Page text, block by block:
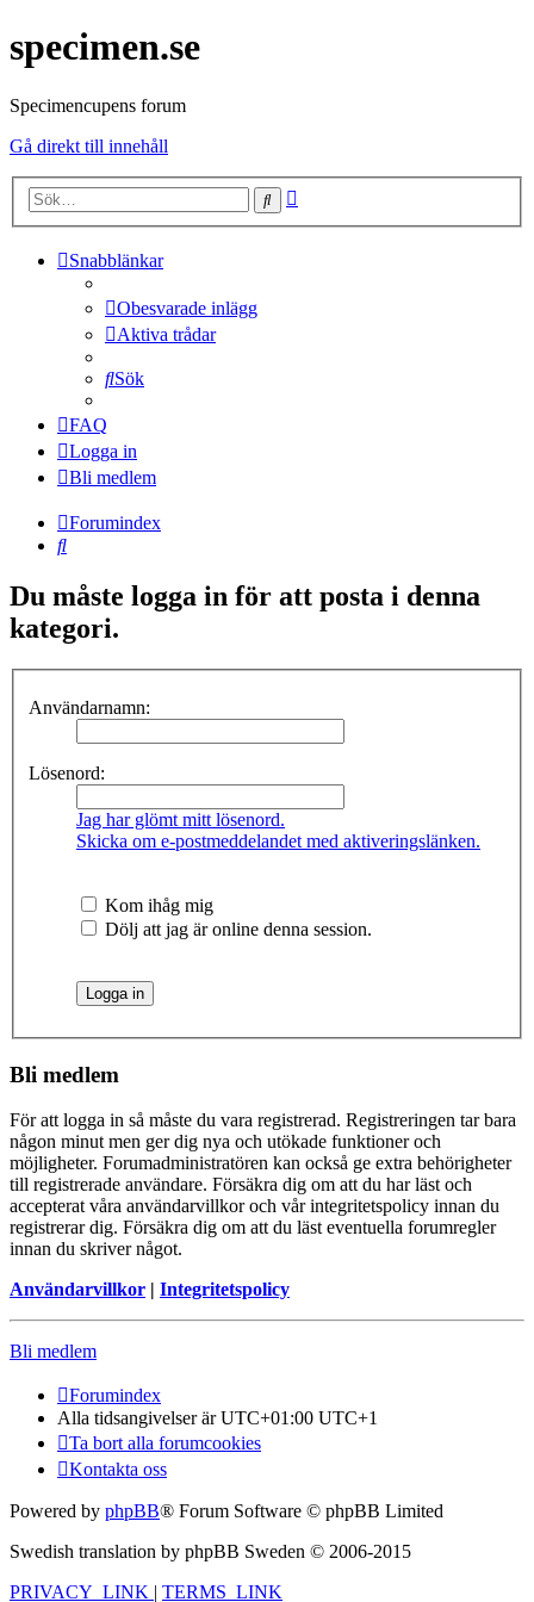
specimen.se
Specimencupens forum
Gå direkt till innehåll
Sök
Snabblänkar
Obesvarade inlägg
Aktiva trådar
Sök
FAQ
Logga in
Bli medlem
Forumindex
Sök
Du måste logga in för att posta i denna
kategori.
Användarnamn:
Lösenord:
Jag har glömt mitt lösenord.
Skicka om e-postmeddelandet med aktiveringslänken.
Kom ihåg mig
Dölj att jag är online denna session.
Bli medlem
För att logga in så måste du vara registrerad. Registreringen tar bara
någon minut men ger dig nya och utökade funktioner och
möjligheter. Forumadministratören kan också ge extra behörigheter
till registrerade användare. Försäkra dig om att du har läst och
accepterat våra användarvillkor och vår integritetspolicy innan du
registrerar dig. Försäkra dig om att du läst eventuella forumregler
innan du skriver något.
Användarvillkor | Integritetspolicy
Bli medlem
Forumindex
Alla tidsangivelser är UTC+01:00 UTC+1
Ta bort alla forumcookies
Kontakta oss
Powered by phpBB® Forum Software © phpBB Limited
Swedish translation by phpBB Sweden © 2006-2015
PRIVACY_LINK | TERMS_LINK